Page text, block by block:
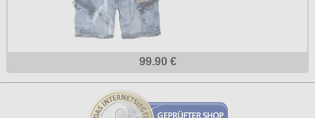
99.90 €